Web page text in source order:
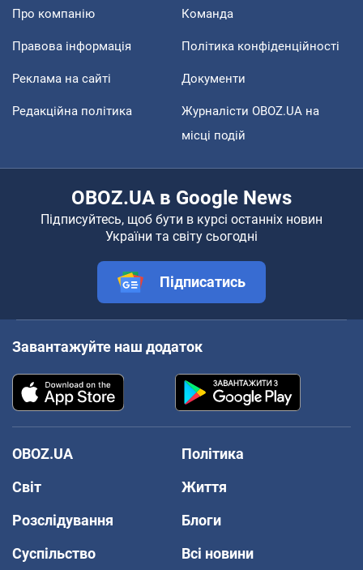
Про компанію Команда
Правова інформація Політика конфіденційності
Реклама на сайті Документи
Редакційна політика
Журналісти OBOZ.UA на
місці подій
OBOZ.UA в Google News
Підписуйтесь, щоб бути в курсі останніх новин
України та світу сьогодні
Підписатись
Завантажуйте наш додаток
OBOZ.UA
Політика
Світ
Життя
Розслідування
Блоги
Суспільство
Всі новини